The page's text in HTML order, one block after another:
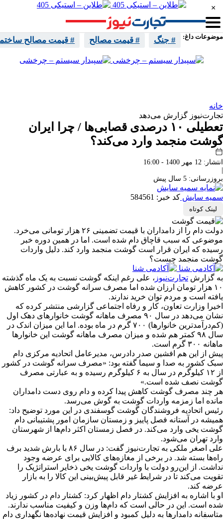
موضوعات داغ: # جنگ # قیمت مصالح # قیمت مصالح
×
خانه
تجارت‌نیوز گزارش می‌دهد
تعطیلی ۱۰ درصدی قصابی‌ها / چرا ایران
گوشت منجمد وارد می‌کند؟
انتشار: 12 مهر 1400 - 16:00
بروزرسانی: 5 سال پیش
سمیه سایش کد خبر: 584561
لینک کوتاه
دولت دام را از دامداران با قیمت تضمینی ۲۶ هزار تومانی می‌خرد.
موضوعی که سبب قاچاق دام شده است. اما در همین دوره خبر
رسیده که ایران قرار است گوشت منجمد وارد کند. دلیل واردات
گوشت منجمد چیست؟
به گزارش تجارت‌نیوز ، علی رغم اینکه گوشت نسبت به یک ماه گذشته
۱۰ هزار تومان ارزان شده اما مصرف سرانه گوشت در کشور کاهش
یافته است و مردم توان خرید ندارند.
اخیرا وزارت تعاون، کار و رفاه اجتماعی گزارشی منتشر کرده که
نشان می‌دهد در سال ۹۰ مصرف ماهانه گوشت خانوارهای دهک اول
(کم‌درآمدترین خانوارها) ۷۰۰ گرم در ماه بوده. اما این میزان اندک در
سال ۹۸ کمتر هم شده و میزان مصرف ماهانه گوشت این خانوارها
ماهانه ۳۰۰ گرم است.
پیش از این هم افشین صدر دادرس، مدیرعامل اتحادیه مرکزی دام
سبک کشور به صدا و سیما گفته بود: «مصرف سرانه گوشت در کشور
از ۱۲ کیلوگرم در سال به ۶ کیلوگرم رسیده و به عبارتی مصرف
گوشت نصف شده است.»
هر چند مصرف گوشت کاهش پیدا کرده و دام روی دست دامداران
مانده اما زمزمه‌ واردات گوشت به گوش می‌رسد.
رئیس اتحادیه فروشندگان گوشت گوسفندی در این مورد توضیح داد:
همیشه در آستانه فصل پاییز و زمستان سازمان امور پشتیبانی دام
گوشت یخی وارد می‌کند. در فصل زمستان اکثر دام‌ها از شهرستان
وارد تهران می‌شود.
علی اصغر ملکی به تجارت‌نیوز گفت: در سال ۸۶ با بارش شدید برف
راه‌ها بسته شد. در برخی از مغازه‌های کالایی برای عرضه وجود
نداشت. از این‌رو دولت با واردات گوشت یخی ذخایر استراتژیک را
تقویت می‌کند تا در شرایط غیر قابل پیش‌بینی این کالا را به بازار
عرضه کند.
او با اشاره به افزایش کشتار دام اظهار کرد: کشتار دام در کشور زیاد
شده است. این در حالی است که دام‌ها وزن و کیفیت مناسب ندارند.
متاسفانه دامدارها به دلیل کمبود و افزایش قیمت نهاده‌ها نگهداری دام